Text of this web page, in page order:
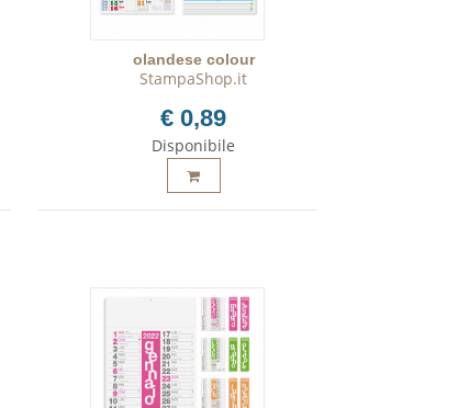
olandese colour
StampaShop.it
€ 0,89
Disponibile